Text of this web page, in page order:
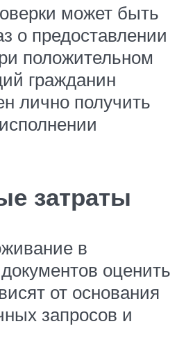
может быть
о предоставлении
положительном
гражданин
лично получить
затраты
в
оценить
от основания
запросов и